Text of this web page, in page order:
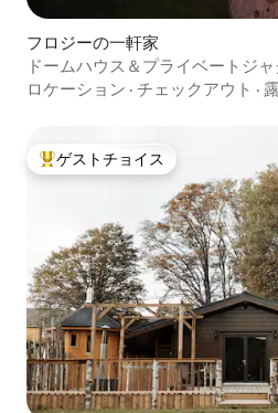
フロジーの一軒家
ドームハウス＆プライベートジャ
行
ロケーション · チェックアウト ·
大好評のゲストチョイスです。
ゲストチョイス